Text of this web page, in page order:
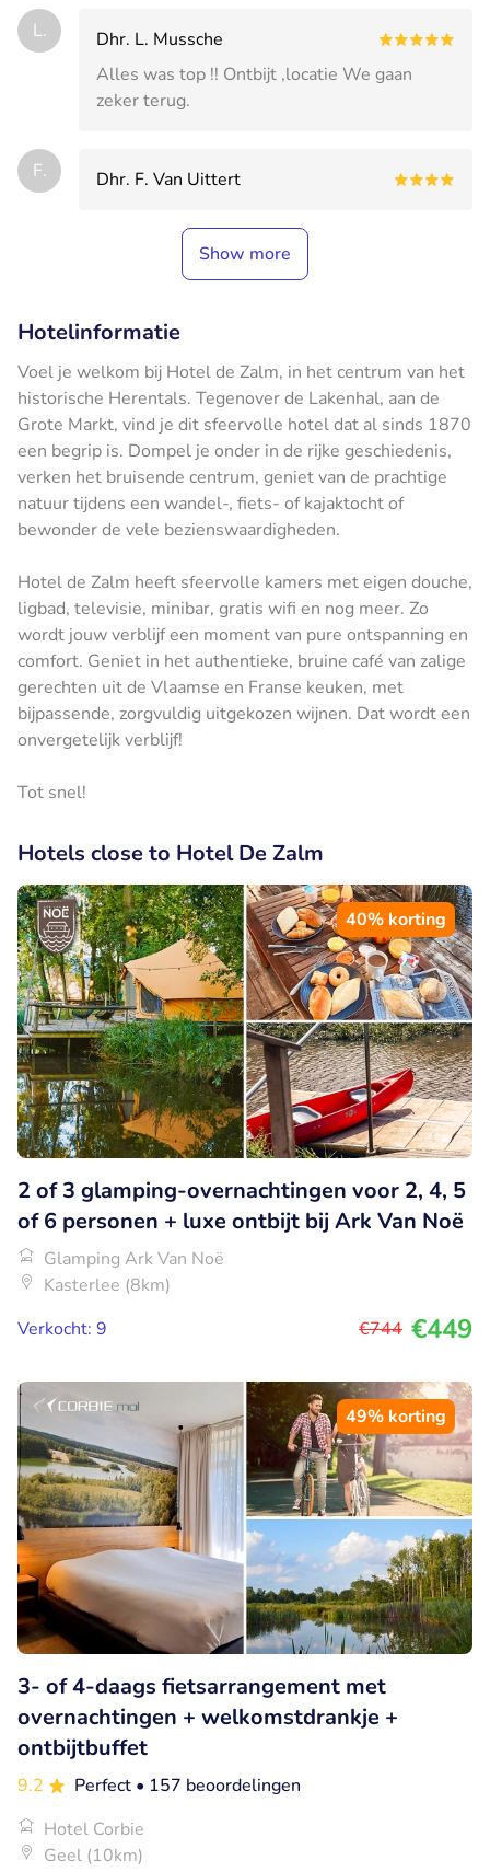
L.
Dhr. L. Mussche
Alles was top !! Ontbijt ,locatie We gaan
zeker terug.
F. Dhr. F. Van Uittert
Show more
Hotelinformatie
Voel je welkom bij Hotel de Zalm, in het centrum van het
historische Herentals. Tegenover de Lakenhal, aan de
Grote Markt, vind je dit sfeervolle hotel dat al sinds 1870
een begrip is. Dompel je onder in de rijke geschiedenis,
verken het bruisende centrum, geniet van de prachtige
natuur tijdens een wandel-, fiets- of kajaktocht of
bewonder de vele bezienswaardigheden.
Hotel de Zalm heeft sfeervolle kamers met eigen douche,
ligbad, televisie, minibar, gratis wifi en nog meer. Zo
wordt jouw verblijf een moment van pure ontspanning en
comfort. Geniet in het authentieke, bruine café van zalige
gerechten uit de Vlaamse en Franse keuken, met
bijpassende, zorgvuldig uitgekozen wijnen. Dat wordt een
onvergetelijk verblijf!
Tot snel!
Hotels close to Hotel De Zalm
40% korting
2 of 3 glamping-overnachtingen voor 2, 4, 5
of 6 personen + luxe ontbijt bij Ark Van Noë
Glamping Ark Van Noë
Kasterlee (8km)
Verkocht: 9
€744 €449
49% korting
3- of 4-daags fietsarrangement met
overnachtingen + welkomstdrankje +
ontbijtbuffet
9.2 Perfect • 157 beoordelingen
Hotel Corbie
Geel (10km)